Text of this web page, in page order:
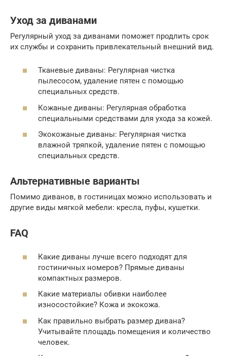
Уход за диванами
Регулярный уход за диванами поможет продлить срок
их службы и сохранить привлекательный внешний вид.
Тканевые диваны: Регулярная чистка
пылесосом, удаление пятен с помощью
специальных средств.
Кожаные диваны: Регулярная обработка
специальными средствами для ухода за кожей.
Экокожаные диваны: Регулярная чистка
влажной тряпкой, удаление пятен с помощью
специальных средств.
Альтернативные варианты
Помимо диванов, в гостиницах можно использовать и
другие виды мягкой мебели: кресла, пуфы, кушетки.
FAQ
Какие диваны лучше всего подходят для
гостиничных номеров? Прямые диваны
компактных размеров.
Какие материалы обивки наиболее
износостойкие? Кожа и экокожа.
Как правильно выбрать размер дивана?
Учитывайте площадь помещения и количество
человек.